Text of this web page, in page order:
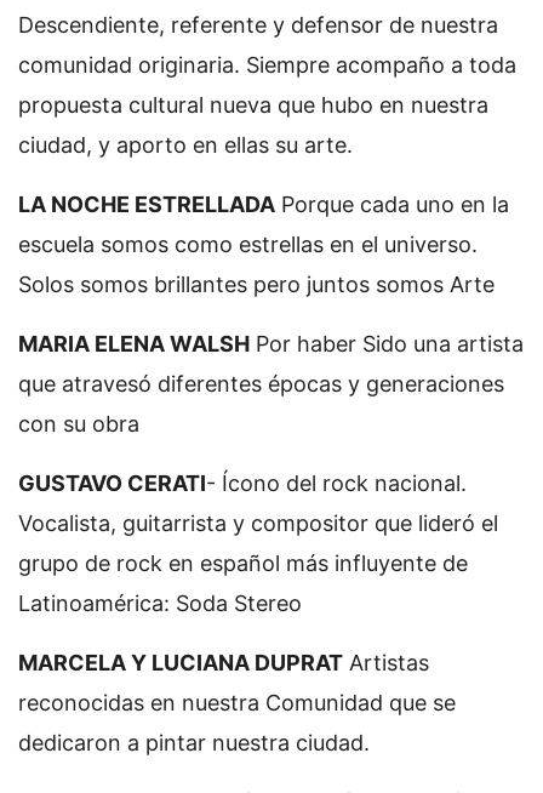
Descendiente, referente y defensor de nuestra
comunidad originaria. Siempre acompaño a toda
propuesta cultural nueva que hubo en nuestra
ciudad, y aporto en ellas su arte.
LA NOCHE ESTRELLADA Porque cada uno en la
escuela somos como estrellas en el universo.
Solos somos brillantes pero juntos somos Arte
MARIA ELENA WALSH Por haber Sido una artista
que atravesó diferentes épocas y generaciones
con su obra
GUSTAVO CERATI- Ícono del rock nacional.
Vocalista, guitarrista y compositor que lideró el
grupo de rock en español más influyente de
Latinoamérica: Soda Stereo
MARCELA Y LUCIANA DUPRAT Artistas
reconocidas en nuestra Comunidad que se
dedicaron a pintar nuestra ciudad.